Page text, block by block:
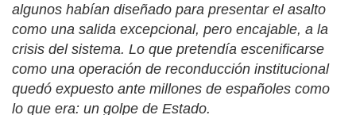
algunos habían diseñado para presentar el asalto
como una salida excepcional, pero encajable, a la
crisis del sistema. Lo que pretendía escenificarse
como una operación de reconducción institucional
quedó expuesto ante millones de españoles como
lo que era: un golpe de Estado.